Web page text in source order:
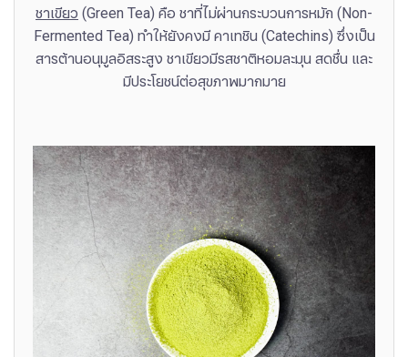
ชาเขียว(Green Tea) คือ ชาที่ไม่ผ่านกระบวนการหมัก (Non-
Fermented Tea) ทำให้ยังคงมี คาเทชิน (Catechins) ซึ่งเป็น
สารต้านอนุมูลอิสระสูง ชาเขียวมีรสชาติหอมละมุน สดชื่น และ
มีประโยชน์ต่อสุขภาพมากมาย